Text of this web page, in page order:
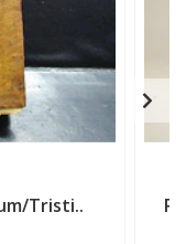
Tristi..